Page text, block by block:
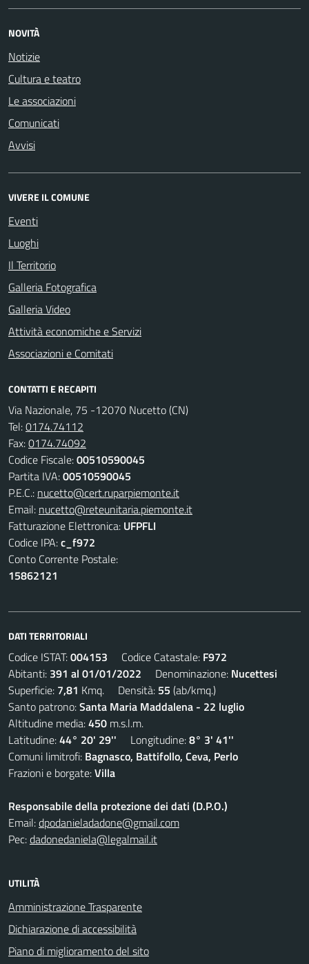
NOVITÀ
Notizie
Cultura e teatro
Le associazioni
Comunicati
Avvisi
VIVERE IL COMUNE
Eventi
Luoghi
Il Territorio
Galleria Fotografica
Galleria Video
Attività economiche e Servizi
Associazioni e Comitati
CONTATTI E RECAPITI
Via Nazionale, 75 -12070 Nucetto (CN)
Tel:0174.74112
Fax:0174.74092
Codice Fiscale:00510590045
Partita IVA:00510590045
P.E.C.: nucetto@cert.ruparpiemonte.it
Email: nucetto@reteunitaria.piemonte.it
Fatturazione Elettronica: UFPFLI
Codice IPA:c_f972
Conto Corrente Postale:
15862121
DATI TERRITORIALI
Codice ISTAT:004153 Codice Catastale: F972
Abitanti: 391 al 01/01/2022 Denominazione: Nucettesi
Superficie: 7,81 Kmq. Densità: 55 (ab/kmq.)
Santo patrono:Santa Maria Maddalena - 22 luglio
Altitudine media:450 m.s.l.m.
Latitudine:44° 20' 29'' Longitudine:8° 3' 41''
Comuni limitrofi: Bagnasco, Battifollo, Ceva, Perlo
Frazioni e borgate:Villa
Responsabile della protezione dei dati (D.P.O.)
Email:dpodanieladadone@gmail.com
Pec:dadonedaniela@legalmail.it
UTILITÀ
Amministrazione Trasparente
Dichiarazione di accessibilità
Piano di miglioramento del sito